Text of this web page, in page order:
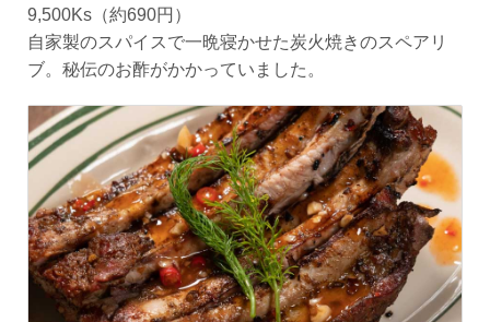
9,500Ks（約690円）
自家製のスパイスで一晩寝かせた炭火焼きのスペアリ
ブ。秘伝のお酢がかかっていました。